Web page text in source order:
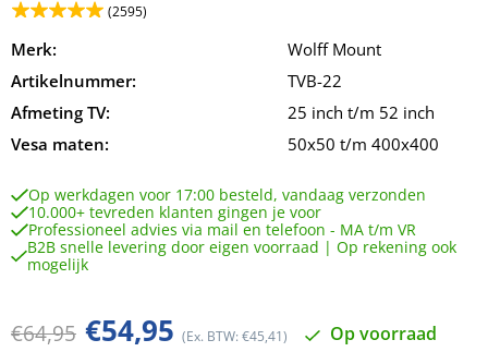
(2595)
Merk:
Wolff Mount
Artikelnummer:
TVB-22
Afmeting TV:
25 inch t/m 52 inch
Vesa maten:
50x50 t/m 400x400
Op werkdagen voor 17:00 besteld, vandaag verzonden
10.000+ tevreden klanten gingen je voor
Professioneel advies via mail en telefoon - MA t/m VR
B2B snelle levering door eigen voorraad | Op rekening ook
mogelijk
Oorspronkelijke prijs
€64,95 Huidige prijs
€54,95 (Ex. BTW: €45,41) Op voorraad